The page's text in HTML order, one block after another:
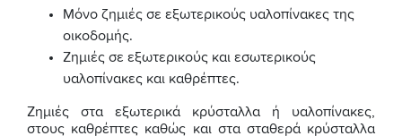
Μόνο ζημιές σε εξωτερικούς υαλοπίνακες της
οικοδομής.
Ζημιές σε εξωτερικούς και εσωτερικούς
υαλοπίνακες και καθρέπτες.
Ζημιές στα εξωτερικά κρύσταλλα ή υαλοπίνακες,
στους καθρέπτες καθώς και στα σταθερά κρύσταλλα